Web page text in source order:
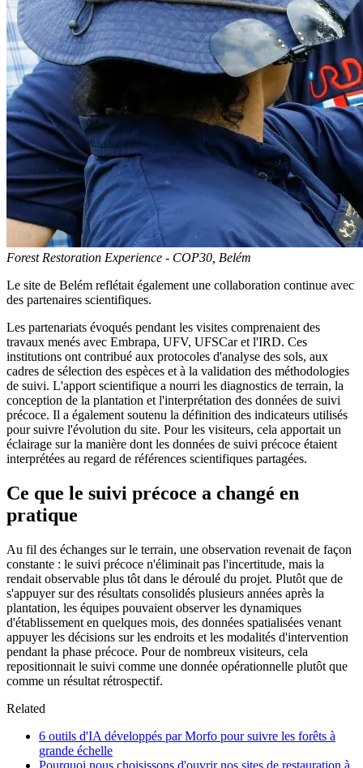
Forest Restoration Experience - COP30, Belém
Le site de Belém reflétait également une collaboration continue avec
des partenaires scientifiques.
Les partenariats évoqués pendant les visites comprenaient des
travaux menés avec Embrapa, UFV, UFSCar et l'IRD. Ces
institutions ont contribué aux protocoles d'analyse des sols, aux
cadres de sélection des espèces et à la validation des méthodologies
de suivi. L'apport scientifique a nourri les diagnostics de terrain, la
conception de la plantation et l'interprétation des données de suivi
précoce. Il a également soutenu la définition des indicateurs utilisés
pour suivre l'évolution du site. Pour les visiteurs, cela apportait un
éclairage sur la manière dont les données de suivi précoce étaient
interprétées au regard de références scientifiques partagées.
Ce que le suivi précoce a changé en
pratique
Au fil des échanges sur le terrain, une observation revenait de façon
constante : le suivi précoce n'éliminait pas l'incertitude, mais la
rendait observable plus tôt dans le déroulé du projet. Plutôt que de
s'appuyer sur des résultats consolidés plusieurs années après la
plantation, les équipes pouvaient observer les dynamiques
d'établissement en quelques mois, des données spatialisées venant
appuyer les décisions sur les endroits et les modalités d'intervention
pendant la phase précoce. Pour de nombreux visiteurs, cela
repositionnait le suivi comme une donnée opérationnelle plutôt que
comme un résultat rétrospectif.
Related
6 outils d'IA développés par Morfo pour suivre les forêts à
grande échelle
Pourquoi nous choisissons d'ouvrir nos sites de restauration à